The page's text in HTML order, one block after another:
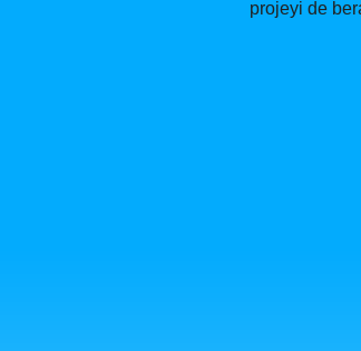
projeyi de